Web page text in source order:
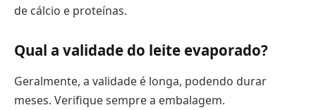
de cálcio e proteínas.
Qual a validade do leite evaporado?
Geralmente, a validade é longa, podendo durar
meses. Verifique sempre a embalagem.